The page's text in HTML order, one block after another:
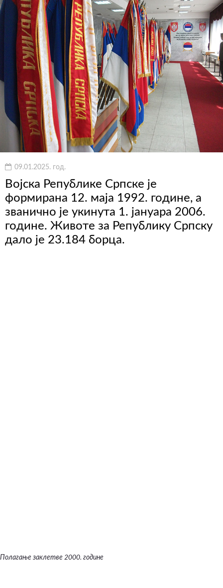
09.01.2025. год.
Војска Републике Српске је
формирана 12. маја 1992. године, а
званично је укинута 1. јануара 2006.
године. Животе за Републику Српску
дало је 23.184 борца.
Полагање заклетве 2000. године